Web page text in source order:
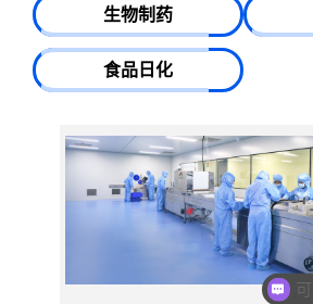
生物制药
食品日化